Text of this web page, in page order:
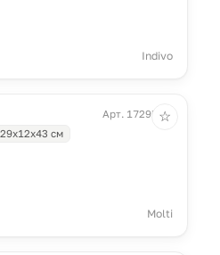
Indivo
Арт. 17295.30
29x12x43 см
Molti
☆